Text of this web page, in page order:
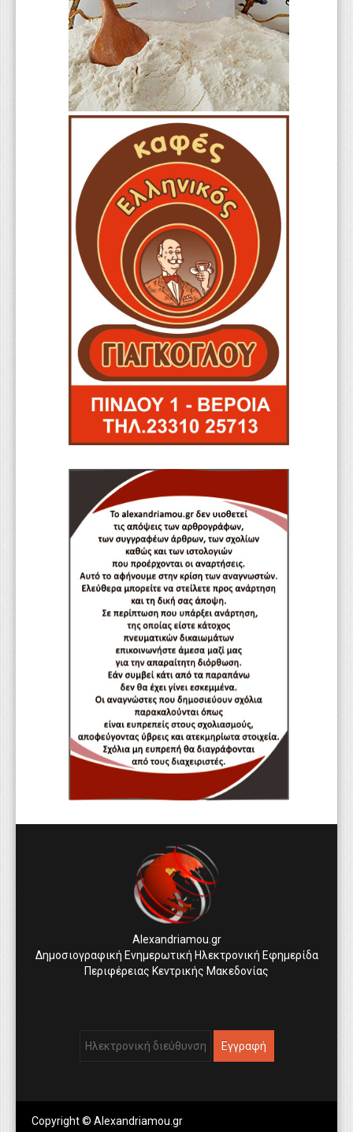
Alexandriamou.gr
Δημοσιογραφική Ενημερωτική Ηλεκτρονική Εφημερίδα
Περιφέρειας Κεντρικής Μακεδονίας
Copyright © Alexandriamou.gr